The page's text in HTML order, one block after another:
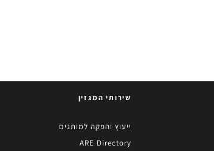
שירותי המגזין
ייעוץ והפקה למותגים
ARE Directory